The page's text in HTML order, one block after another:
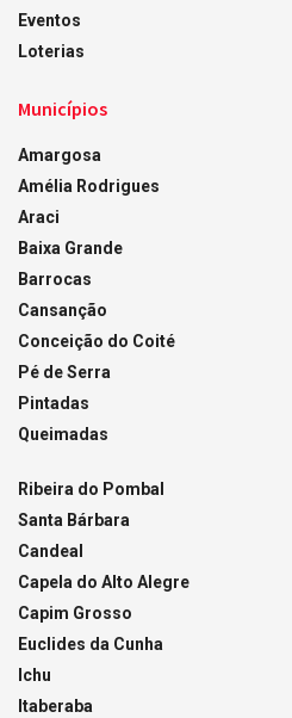
Eventos
Loterias
Municípios
Amargosa
Amélia Rodrigues
Araci
Baixa Grande
Barrocas
Cansanção
Conceição do Coité
Pé de Serra
Pintadas
Queimadas
Ribeira do Pombal
Santa Bárbara
Candeal
Capela do Alto Alegre
Capim Grosso
Euclides da Cunha
Ichu
Itaberaba